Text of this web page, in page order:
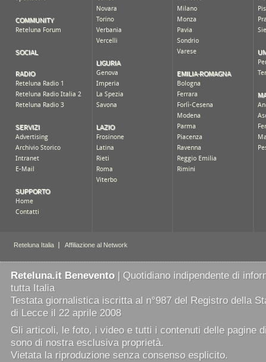
Reteluna.it Benevento | Quotidiano indipendente di
tutta Italia
Testata giornalistica iscritta al n°987 del Registro della
di Lecce il 22 aprile 2008
Gli articoli, le foto, i video e tutti i contenuti delle pagine
sono di nostra esclusiva proprietà.
Vietata la riproduzione senza consenso esplicito.